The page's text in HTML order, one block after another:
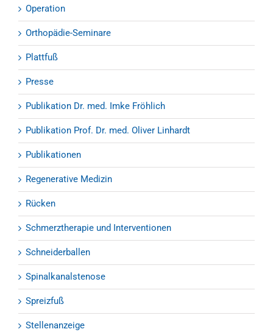
Operation
Orthopädie-Seminare
Plattfuß
Presse
Publikation Dr. med. Imke Fröhlich
Publikation Prof. Dr. med. Oliver Linhardt
Publikationen
Regenerative Medizin
Rücken
Schmerztherapie und Interventionen
Schneiderballen
Spinalkanalstenose
Spreizfuß
Stellenanzeige